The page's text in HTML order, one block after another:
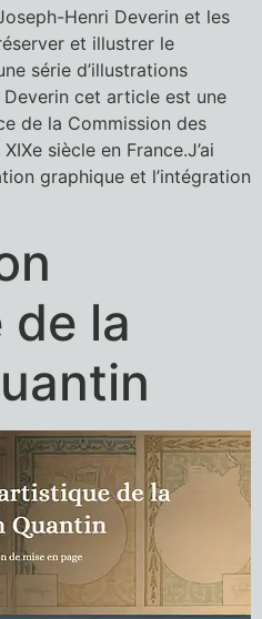
Henri Deverin et les
et illustrer le
série d’illustrations
cet article est une
de la Commission des
siècle en France.J’ai
graphique et l’intégration
la